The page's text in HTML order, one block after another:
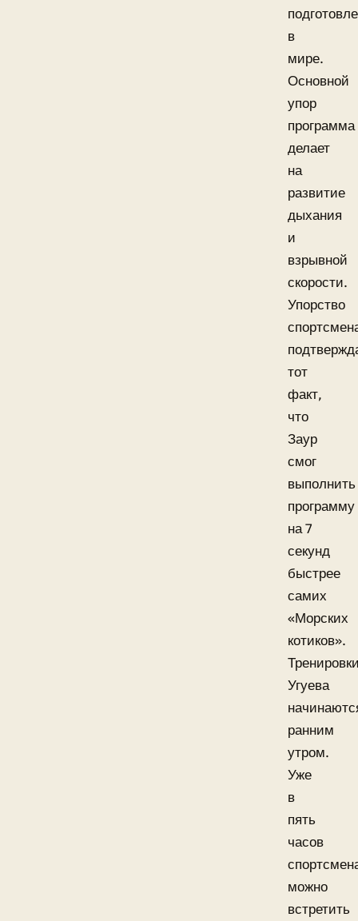
в
мире.
Основной
упор
программа
делает
на
развитие
дыхания
и
взрывной
скорости.
Упорство
тот
факт,
что
Заур
смог
выполнить
программу
на 7
секунд
быстрее
самих
«Морских
котиков».
Угуева
ранним
утром.
Уже
в
пять
часов
можно
встретить